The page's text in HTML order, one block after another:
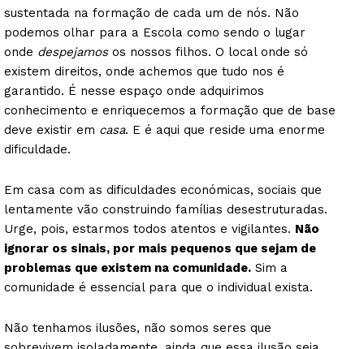
sustentada na formação de cada um de nós. Não
podemos olhar para a Escola como sendo o lugar
onde despejamosos nossos filhos. O local onde só
existem direitos, onde achemos que tudo nos é
garantido. É nesse espaço onde adquirimos
conhecimento e enriquecemos a formação que de base
deve existir em casa. E é aqui que reside uma enorme
dificuldade.
Em casa com as dificuldades económicas, sociais que
lentamente vão construindo famílias desestruturadas.
Urge, pois, estarmos todos atentos e vigilantes. Não
ignorar os sinais, por mais pequenos que sejam de
problemas que existem na comunidade. Sim a
comunidade é essencial para que o individual exista.
Não tenhamos ilusões, não somos seres que